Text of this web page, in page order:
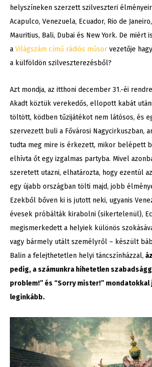
helyszíneken szerzett szilveszteri
Acapulco, Venezuela, Ecuador, Rio de
Mauritius, Bali, Dubai és New York. De miért
a Világszám című rádiós műsor vezetője
a külföldön szilveszterezésből?
Azt mondja, az itthoni december 31.-éi
Akadt köztük verekedős, ellopott kabát
töltött, ködben tűzijátékot nem látósos, és
szervezett buli a Fővárosi Nagycirkuszban,
tudta meg mire is érkezett, mikor belépett
elhívta őt egy izgalmas partyba. Mivel
szeretett utazni, elhatározta, hogy ezentúl
egy újabb országban tölti majd, jobb
Ezekből bőven ki is jutott neki, ugyanis
évesek próbálták kirabolni (sikertelenül),
megismerkedett a helyiek különös
vagy bármely utált személyről – készült
Balin a felejthetetlen helyi táncszínházzal,
pedig, a számunkra hihetetlen
problem!” és “Sorry mister!” mondatokkal
leginkább.